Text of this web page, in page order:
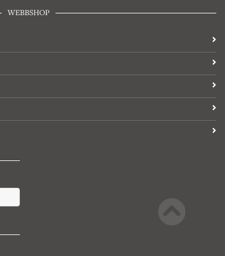
WEBBSHOP